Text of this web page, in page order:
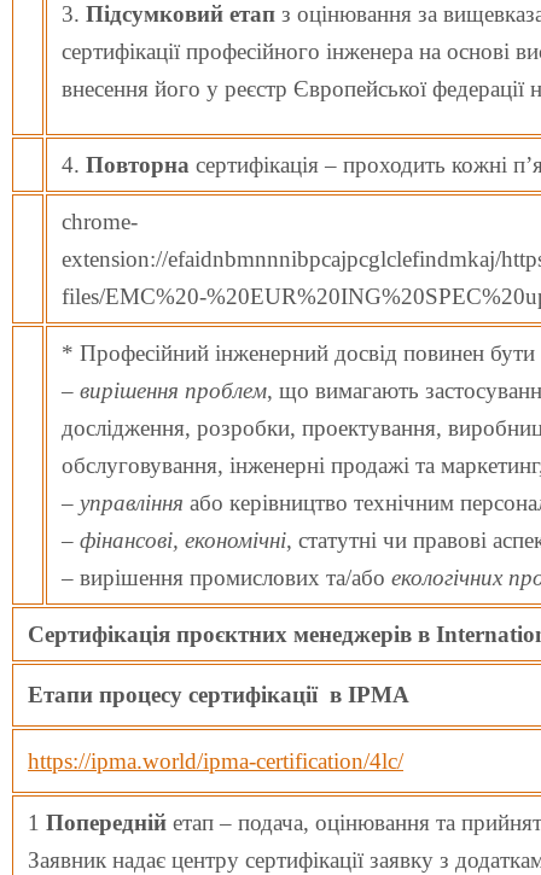
3. Підсумковий етап з оцінювання за
сертифікації професійного інженера на основі
внесення його у реєстр Європейської
4. Повторна сертифікація – проходить кожні
chrome-
extension://efaidnbmnnnibpcajpcglclefindmkaj/
files/EMC%20-
* Професійний інженерний досвід повинен
– вирішення проблем, що вимагають
дослідження, розробки, проектування,
обслуговування, інженерні продажі та
– управління або керівництво технічним
– фінансові, економічні, статутні чи правові
– вирішення промислових та/або екологічних
Сертифікація проєктних менеджерів в
Етапи процесу сертифікації в IPMA
https://ipma.world/ipma-certification/4lc/
1 Попередній етап – подача, оцінювання та
Заявник надає центру сертифікації заявку з